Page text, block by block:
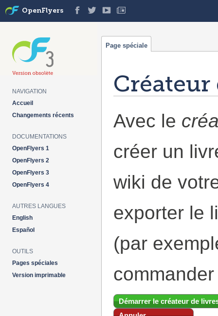
Avec le
créer un
wiki de
exporter le
(par
Démarrer le créateur de
Page spéciale
OpenFlyers
NAVIGATION
Accueil
Changements récents
DOCUMENTATIONS
OpenFlyers 1
OpenFlyers 2
OpenFlyers 3
OpenFlyers 4
AUTRES LANGUES
English
Español
OUTILS
Pages spéciales
Version imprimable